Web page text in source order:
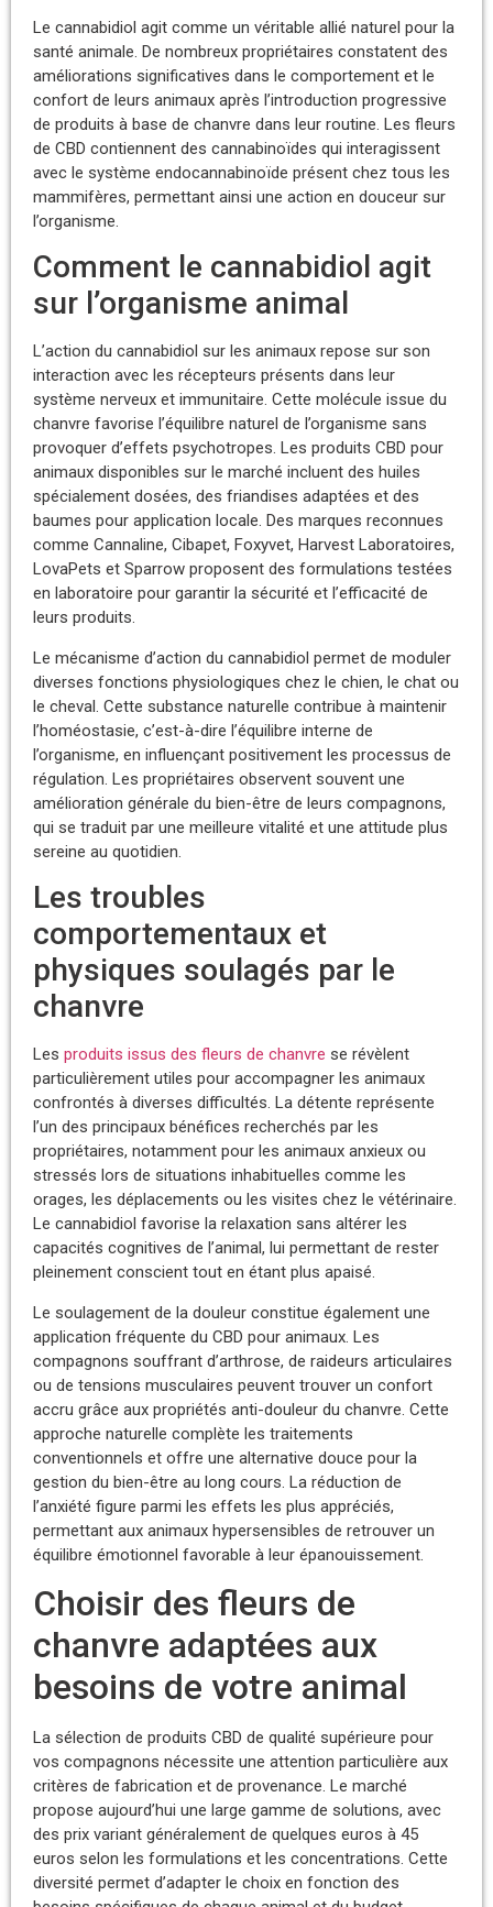
Le cannabidiol agit comme un véritable allié naturel pour la
santé animale. De nombreux propriétaires constatent des
améliorations significatives dans le comportement et le
confort de leurs animaux après l’introduction progressive
de produits à base de chanvre dans leur routine. Les fleurs
de CBD contiennent des cannabinoïdes qui interagissent
avec le système endocannabinoïde présent chez tous les
mammifères, permettant ainsi une action en douceur sur
l’organisme.
Comment le cannabidiol agit
sur l’organisme animal
L’action du cannabidiol sur les animaux repose sur son
interaction avec les récepteurs présents dans leur
système nerveux et immunitaire. Cette molécule issue du
chanvre favorise l’équilibre naturel de l’organisme sans
provoquer d’effets psychotropes. Les produits CBD pour
animaux disponibles sur le marché incluent des huiles
spécialement dosées, des friandises adaptées et des
baumes pour application locale. Des marques reconnues
comme Cannaline, Cibapet, Foxyvet, Harvest Laboratoires,
LovaPets et Sparrow proposent des formulations testées
en laboratoire pour garantir la sécurité et l’efficacité de
leurs produits.
Le mécanisme d’action du cannabidiol permet de moduler
diverses fonctions physiologiques chez le chien, le chat ou
le cheval. Cette substance naturelle contribue à maintenir
l’homéostasie, c’est-à-dire l’équilibre interne de
l’organisme, en influençant positivement les processus de
régulation. Les propriétaires observent souvent une
amélioration générale du bien-être de leurs compagnons,
qui se traduit par une meilleure vitalité et une attitude plus
sereine au quotidien.
Les troubles
comportementaux et
physiques soulagés par le
chanvre
Les produits issus des fleurs de chanvre se révèlent
particulièrement utiles pour accompagner les animaux
confrontés à diverses difficultés. La détente représente
l’un des principaux bénéfices recherchés par les
propriétaires, notamment pour les animaux anxieux ou
stressés lors de situations inhabituelles comme les
orages, les déplacements ou les visites chez le vétérinaire.
Le cannabidiol favorise la relaxation sans altérer les
capacités cognitives de l’animal, lui permettant de rester
pleinement conscient tout en étant plus apaisé.
Le soulagement de la douleur constitue également une
application fréquente du CBD pour animaux. Les
compagnons souffrant d’arthrose, de raideurs articulaires
ou de tensions musculaires peuvent trouver un confort
accru grâce aux propriétés anti-douleur du chanvre. Cette
approche naturelle complète les traitements
conventionnels et offre une alternative douce pour la
gestion du bien-être au long cours. La réduction de
l’anxiété figure parmi les effets les plus appréciés,
permettant aux animaux hypersensibles de retrouver un
équilibre émotionnel favorable à leur épanouissement.
Choisir des fleurs de
chanvre adaptées aux
besoins de votre animal
La sélection de produits CBD de qualité supérieure pour
vos compagnons nécessite une attention particulière aux
critères de fabrication et de provenance. Le marché
propose aujourd’hui une large gamme de solutions, avec
des prix variant généralement de quelques euros à 45
euros selon les formulations et les concentrations. Cette
diversité permet d’adapter le choix en fonction des